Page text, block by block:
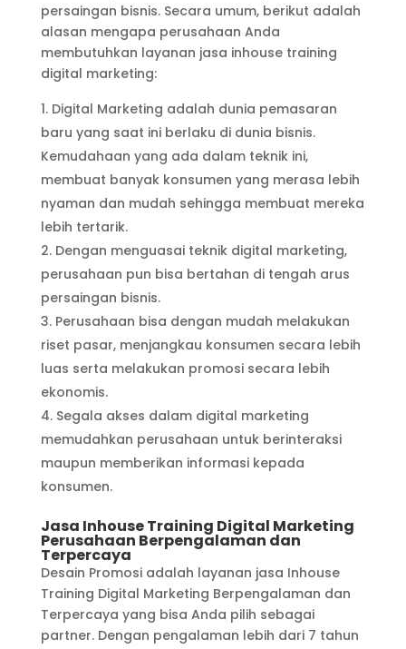
persaingan bisnis. Secara umum, berikut adalah
alasan mengapa perusahaan Anda
membutuhkan layanan jasa inhouse training
digital marketing:
Digital Marketing adalah dunia pemasaran
baru yang saat ini berlaku di dunia bisnis.
Kemudahaan yang ada dalam teknik ini,
membuat banyak konsumen yang merasa lebih
nyaman dan mudah sehingga membuat mereka
lebih tertarik.
Dengan menguasai teknik digital marketing,
perusahaan pun bisa bertahan di tengah arus
persaingan bisnis.
Perusahaan bisa dengan mudah melakukan
riset pasar, menjangkau konsumen secara lebih
luas serta melakukan promosi secara lebih
ekonomis.
Segala akses dalam digital marketing
memudahkan perusahaan untuk berinteraksi
maupun memberikan informasi kepada
konsumen.
Jasa Inhouse Training Digital Marketing
Perusahaan Berpengalaman dan
Terpercaya
Desain Promosi adalah layanan jasa Inhouse
Training Digital Marketing Berpengalaman dan
Terpercaya yang bisa Anda pilih sebagai
partner. Dengan pengalaman lebih dari 7 tahun